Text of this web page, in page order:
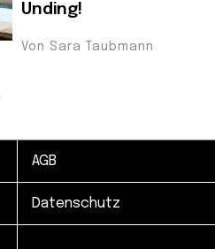
Unding!
Von Sara Taubmann
AGB
Datenschutz